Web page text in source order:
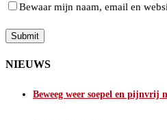
Bewaar mijn naam, email en
NIEUWS
Beweeg weer soepel en pijnvrij